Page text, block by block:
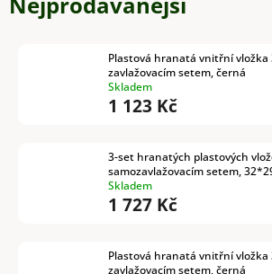
Plastová hranatá vnitřní vložka
zavlažovacím setem, černá
Skladem
1 123 Kč
3-set hranatých plastových
samozavlažovacím setem,
Skladem
1 727 Kč
Plastová hranatá vnitřní vložka
zavlažovacím setem, černá